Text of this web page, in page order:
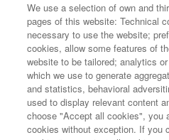
We use a selection of own and
pages of this website: Technical
necessary to use the website;
cookies, allow some features of
website to be tailored; analytics
which we use to generate
and statistics, behavioral
used to display relevant content
choose "Accept all cookies", you
cookies without exception. If you